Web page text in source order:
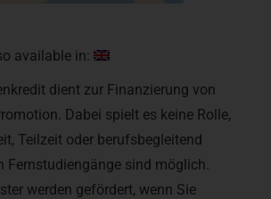
available in:
dient zur Finanzierung von
Dabei spielt es keine Rolle,
Teilzeit oder berufs­begleitend
Fern­studien­gänge sind möglich.
werden gefördert, wenn Sie